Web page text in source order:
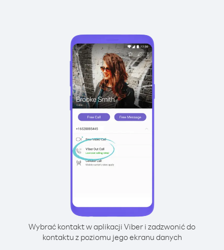
Wybrać kontakt w aplikacji Viber i zadzwonić do
kontaktu z poziomu jego ekranu danych